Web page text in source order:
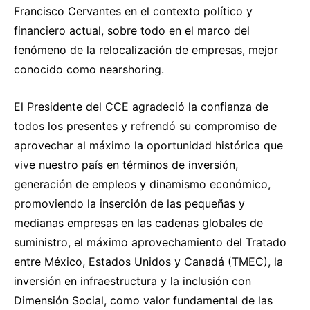
Francisco Cervantes en el contexto político y
financiero actual, sobre todo en el marco del
fenómeno de la relocalización de empresas, mejor
conocido como nearshoring.
El Presidente del CCE agradeció la confianza de
todos los presentes y refrendó su compromiso de
aprovechar al máximo la oportunidad histórica que
vive nuestro país en términos de inversión,
generación de empleos y dinamismo económico,
promoviendo la inserción de las pequeñas y
medianas empresas en las cadenas globales de
suministro, el máximo aprovechamiento del Tratado
entre México, Estados Unidos y Canadá (TMEC), la
inversión en infraestructura y la inclusión con
Dimensión Social, como valor fundamental de las